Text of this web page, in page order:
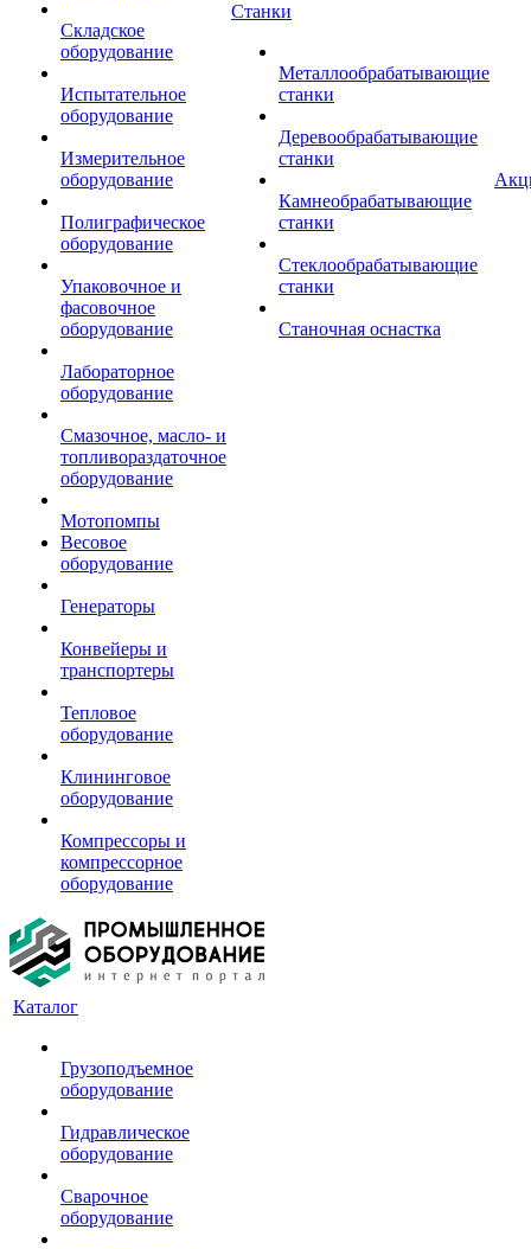
Складское
оборудование
Испытательное
оборудование
Измерительное
оборудование
Полиграфическое
оборудование
Упаковочное и
фасовочное
оборудование
Лабораторное
оборудование
Смазочное, масло- и
топливораздаточное
оборудование
Мотопомпы
Весовое
оборудование
Генераторы
Конвейеры и
транспортеры
Тепловое
оборудование
Клининговое
оборудование
Компрессоры и
компрессорное
оборудование
Станки
Металлообрабатывающие
станки
Деревообрабатывающие
станки
Камнеобрабатывающие
станки
Стеклообрабатывающие
станки
Станочная оснастка
Каталог
Грузоподъемное
оборудование
Гидравлическое
оборудование
Сварочное
оборудование